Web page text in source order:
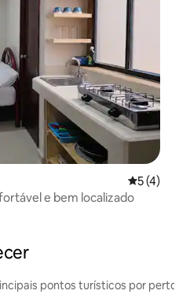
5 de
5 (4)
e bem localizado
pontos turísticos por perto